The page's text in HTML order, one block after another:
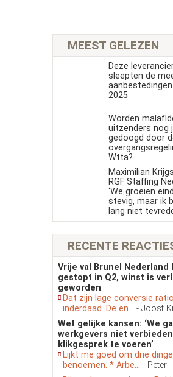
MEEST GELEZEN
Deze
sleepten de
2025
Worden
uitzenders nog
gedoogd door
Wtta?
Maximilian
RGF Staffing
‘We groeien
stevig, maar ik
lang niet
RECENTE
Vrije val Brunel Nederland
gestopt in Q2, winst is
geworden
Dat zijn lage conversie
inderdaad. De en... - Joost
Wet gelijke kansen: ‘We
werkgevers niet
klikgesprek te voeren’
Lijkt me goed om drie
benoemen. * Arbe... - Peter